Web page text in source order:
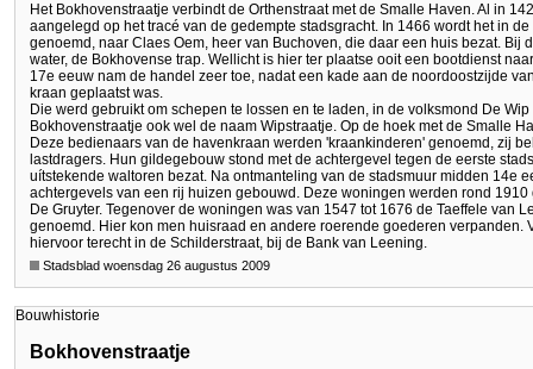
Het Bokhovenstraatje verbindt de Orthenstraat met de Smalle Haven. Al in
aangelegd op het tracé van de gedempte stadsgracht. In 1466 wordt het in
genoemd, naar Claes Oem, heer van Buchoven, die daar een huis bezat. Bij
water, de Bokhovense trap. Wellicht is hier ter plaatse ooit een bootdienst
17e eeuw nam de handel zeer toe, nadat een kade aan de noordoostzijde
kraan geplaatst was.
Die werd gebruikt om schepen te lossen en te laden, in de volksmond De
Bokhovenstraatje ook wel de naam Wipstraatje. Op de hoek met de Smalle
Deze bedienaars van de havenkraan werden 'kraankinderen' genoemd, zij
lastdragers. Hun gildegebouw stond met de achtergevel tegen de eerste
uítstekende waltoren bezat. Na ontmanteling van de stadsmuur midden 14e
achtergevels van een rij huizen gebouwd. Deze woningen werden rond
De Gruyter. Tegenover de woningen was van 1547 tot 1676 de Taeffele van
genoemd. Hier kon men huisraad en andere roerende goederen verpanden.
hiervoor terecht in de Schilderstraat, bij de Bank van Leening.
Stadsblad woensdag 26 augustus 2009
Bouwhistorie
Bokhovenstraatje